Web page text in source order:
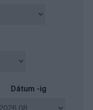
Dátum -ig